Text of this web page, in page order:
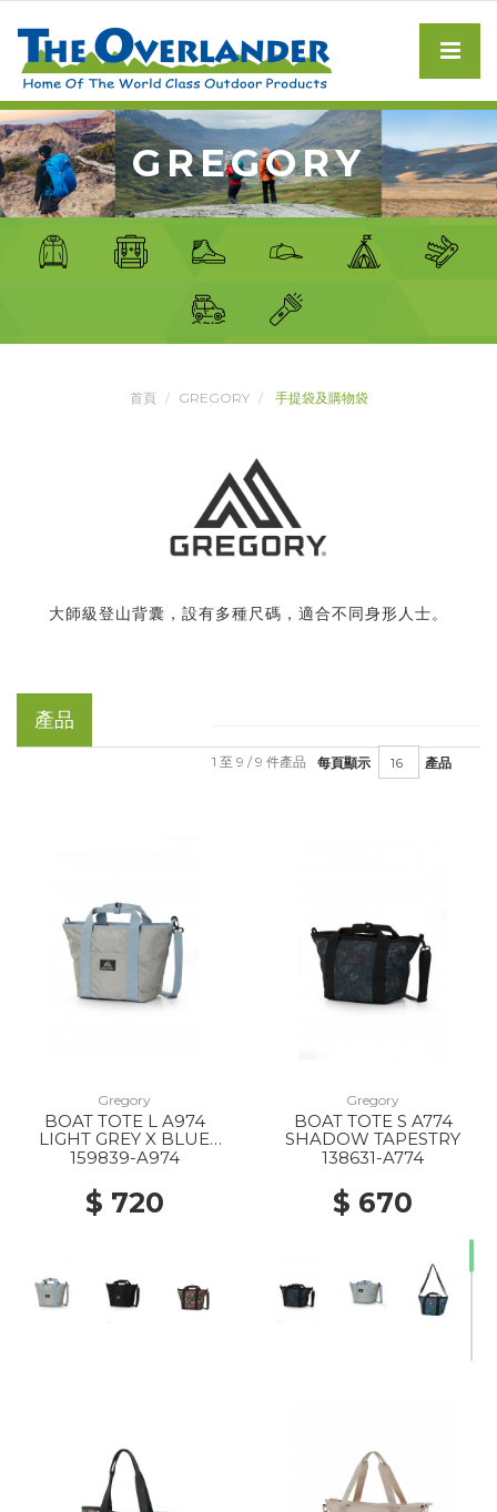
GREGORY
首頁 GREGORY 手提袋及購物袋
大師級登山背囊，設有多種尺碼，適合不同身形人士。
產品
每頁顯示 產品
1 至 9 / 9 件產品
Gregory
BOAT TOTE L A974
LIGHT GREY X BLUE
GREY
159839-A974
$ 720
Gregory
BOAT TOTE S A774
SHADOW TAPESTRY
138631-A774
$ 670